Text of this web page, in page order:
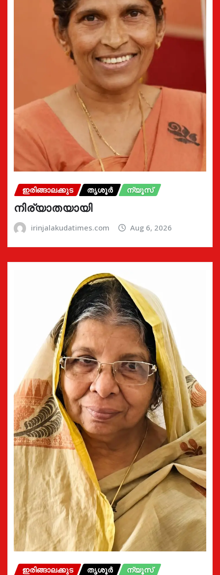
ഇരിങ്ങാലക്കുട തൃശൂർ ന്യൂസ്
നിര്യാതയായി
irinjalakudatimes.com Aug 6, 2026
ഇരിങ്ങാലക്കുട തൃശൂർ ന്യൂസ്